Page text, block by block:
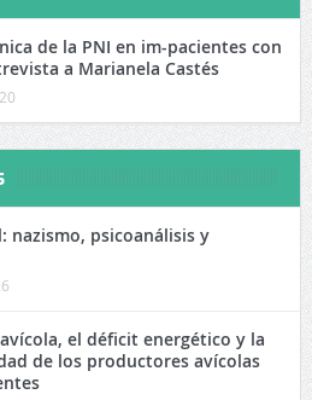
de la PNI en im-pacientes con
a Marianela Castés
nazismo, psicoanálisis y
el déficit energético y la
de los productores avícolas